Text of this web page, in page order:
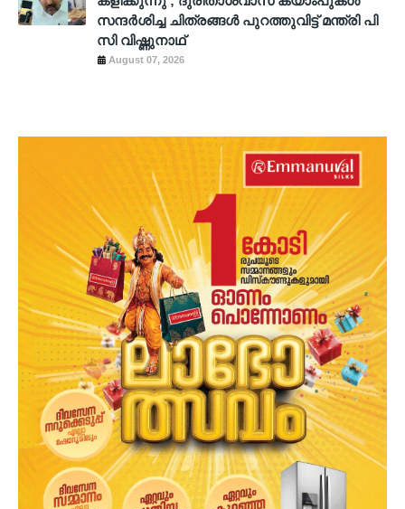
സന്ദര്‍ശിച്ച ചിത്രങ്ങള്‍ പുറത്തുവിട്ട് മന്ത്രി പി
സി വിഷ്ണുനാഥ്
August 07, 2026